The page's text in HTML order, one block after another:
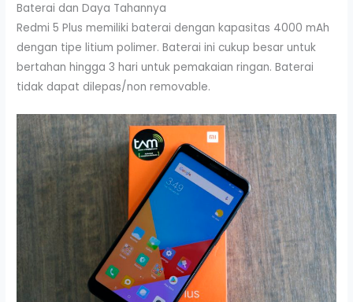
Baterai dan Daya Tahannya
Redmi 5 Plus memiliki baterai dengan kapasitas 4000 mAh
dengan tipe litium polimer. Baterai ini cukup besar untuk
bertahan hingga 3 hari untuk pemakaian ringan. Baterai
tidak dapat dilepas/non removable.